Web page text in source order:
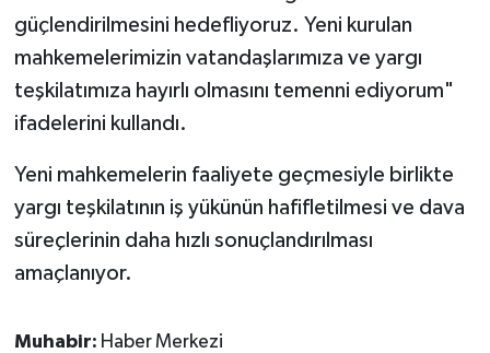
güçlendirilmesini hedefliyoruz. Yeni kurulan
mahkemelerimizin vatandaşlarımıza ve yargı
teşkilatımıza hayırlı olmasını temenni ediyorum"
ifadelerini kullandı.
Yeni mahkemelerin faaliyete geçmesiyle birlikte
yargı teşkilatının iş yükünün hafifletilmesi ve dava
süreçlerinin daha hızlı sonuçlandırılması
amaçlanıyor.
Muhabir: Haber Merkezi